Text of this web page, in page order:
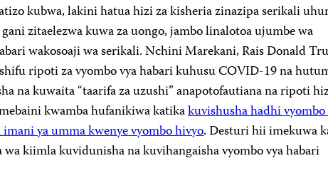
kubwa, lakini hatua hizi za kisheria zinazipa serikali
zitaelezwa kuwa za uongo, jambo linalotoa ujumbe wa
wakosoaji wa serikali. Nchini Marekani, Rais Donald
ripoti za vyombo vya habari kuhusu COVID-19 na
na kuwaita “taarifa za uzushi” anapotofautiana na ripoti
kwamba hufanikiwa katikakuvishusha hadhi vyombo
ya umma kwenye vyombo hivyo. Desturi hii imekuwa
kiimla kuvidunisha na kuvihangaisha vyombo vya habari